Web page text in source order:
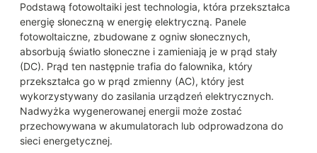
Podstawą fotowoltaiki jest technologia, która przekształca
energię słoneczną w energię elektryczną. Panele
fotowoltaiczne, zbudowane z ogniw słonecznych,
absorbują światło słoneczne i zamieniają je w prąd stały
(DC). Prąd ten następnie trafia do falownika, który
przekształca go w prąd zmienny (AC), który jest
wykorzystywany do zasilania urządzeń elektrycznych.
Nadwyżka wygenerowanej energii może zostać
przechowywana w akumulatorach lub odprowadzona do
sieci energetycznej.